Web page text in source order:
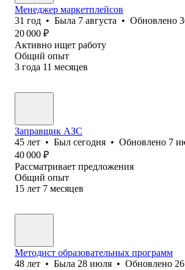
Менеджер маркетплейсов
31 год • Была 7 августа • Обновлено
20 000 ₽
Активно ищет работу
Общий опыт
3 года 11 месяцев
Заправщик АЗС
45 лет • Был сегодня • Обновлено 7
40 000 ₽
Рассматривает предложения
Общий опыт
15 лет 7 месяцев
Методист образовательных программ
48 лет • Была 28 июля • Обновлено